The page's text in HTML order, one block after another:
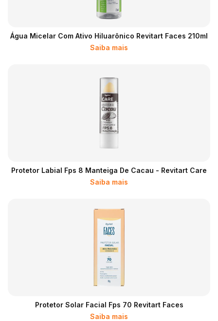
Água Micelar Com Ativo Hiluarônico Revitart Faces 210ml
Saiba mais
Protetor Labial Fps 8 Manteiga De Cacau - Revitart Care
Saiba mais
Protetor Solar Facial Fps 70 Revitart Faces
Saiba mais